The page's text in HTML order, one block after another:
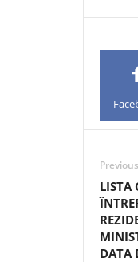
LISTA
DATA